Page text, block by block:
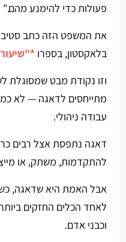
פעולות כדי להימנע מהם."
את המשפט הזה כתב סטיבן
בלאקסטון, בספרו
וזו נקודת מבט שמסוגלת
מתייחסים לדאגה — לא
עבודה ניהולי.
דאגה נתפסת אצל רבים
להתקדמות, משתק, או
אבל האמת היא שדאגה,
לאחד הכלים החזקים
וכבני אדם.